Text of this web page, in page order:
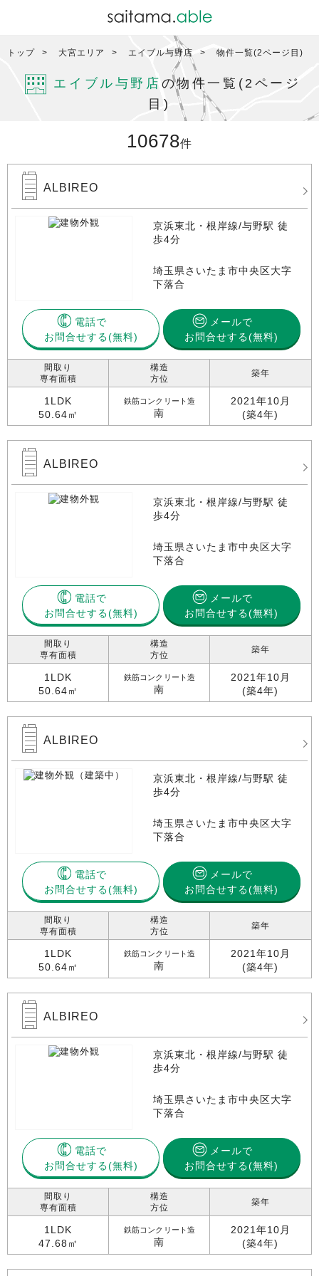
トップ 大宮エリア エイブル与野店 物件一覧(2ページ目)
エイブル与野店 の物件一覧(2ページ
目)
10678件
ALBIREO
京浜東北・根岸線/与野駅 徒
歩4分
埼玉県さいたま市中央区大字
下落合
電話で
お問合せする
メールで
お問合せする(無料)
間取り
専有面積
1LDK
50.64㎡
構造
方位
鉄筋コンクリート造
南
築年
2021年10月
(築4年)
ALBIREO
京浜東北・根岸線/与野駅 徒
歩4分
埼玉県さいたま市中央区大字
下落合
電話で
お問合せする
メールで
お問合せする(無料)
間取り
専有面積
1LDK
50.64㎡
構造
方位
鉄筋コンクリート造
南
築年
2021年10月
(築4年)
ALBIREO
京浜東北・根岸線/与野駅 徒
歩4分
埼玉県さいたま市中央区大字
下落合
電話で
お問合せする
メールで
お問合せする(無料)
間取り
専有面積
1LDK
50.64㎡
構造
方位
鉄筋コンクリート造
南
築年
2021年10月
(築4年)
ALBIREO
京浜東北・根岸線/与野駅 徒
歩4分
埼玉県さいたま市中央区大字
下落合
電話で
お問合せする
メールで
お問合せする(無料)
間取り
専有面積
1LDK
47.68㎡
構造
方位
鉄筋コンクリート造
南
築年
2021年10月
(築4年)